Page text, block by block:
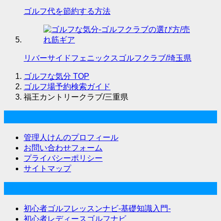
ゴルフ代を節約する方法
リバーサイドフェニックスゴルフクラブ/埼玉県
ゴルフな気分 TOP
ゴルフ場予約検索ガイド
福王カントリークラブ/三重県
管理人けんのプロフィール
お問い合わせフォーム
プライバシーポリシー
サイトマップ
初心者ゴルフレッスンナビ-基礎知識入門-
初心者レディースゴルフナビ